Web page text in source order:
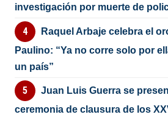
investigación por muerte de
Raquel Arbaje celebra el
Paulino: “Ya no corre solo por
un país”
Juan Luis Guerra se
ceremonia de clausura de los